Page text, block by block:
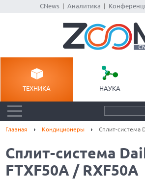
CNews| Аналитика
ТЕХНИКА НАУКА
Главная Кондиционеры Сплит-система
Сплит-система
FTXF50A / RXF50A